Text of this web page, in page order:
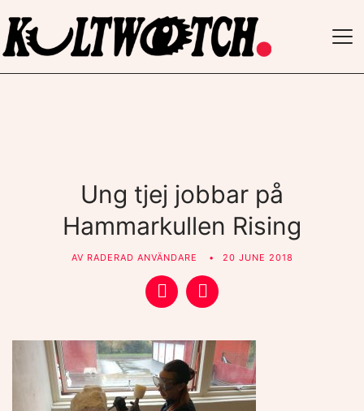
Ung tjej jobbar på
Hammarkullen Rising
AV RADERAD ANVÄNDARE 20 JUNE 2018